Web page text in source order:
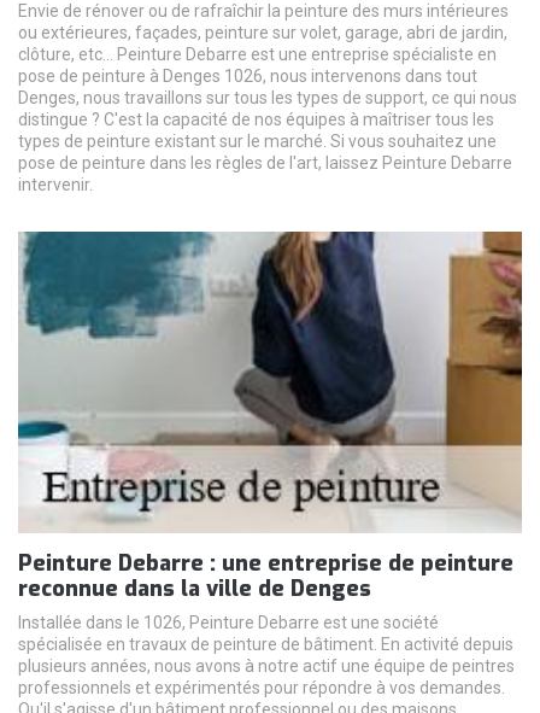
Envie de rénover ou de rafraîchir la peinture des murs intérieures
ou extérieures, façades, peinture sur volet, garage, abri de jardin,
clôture, etc... Peinture Debarre est une entreprise spécialiste en
pose de peinture à Denges 1026, nous intervenons dans tout
Denges, nous travaillons sur tous les types de support, ce qui nous
distingue ? C'est la capacité de nos équipes à maîtriser tous les
types de peinture existant sur le marché. Si vous souhaitez une
pose de peinture dans les règles de l'art, laissez Peinture Debarre
intervenir.
Peinture Debarre : une entreprise de peinture
reconnue dans la ville de Denges
Installée dans le 1026, Peinture Debarre est une société
spécialisée en travaux de peinture de bâtiment. En activité depuis
plusieurs années, nous avons à notre actif une équipe de peintres
professionnels et expérimentés pour répondre à vos demandes.